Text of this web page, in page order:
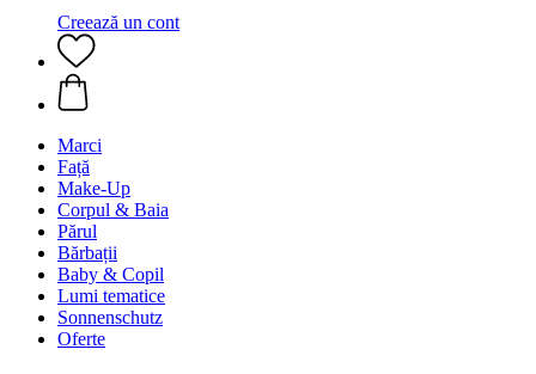
Creează un cont
Marci
Față
Make-Up
Corpul & Baia
Părul
Bărbații
Baby & Copil
Lumi tematice
Sonnenschutz
Oferte